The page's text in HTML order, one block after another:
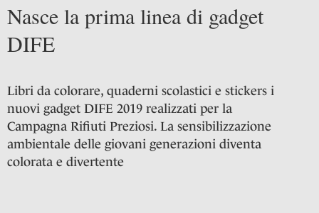
Nasce la prima linea di gadget
DIFE
Libri da colorare, quaderni scolastici e stickers i
nuovi gadget DIFE 2019 realizzati per la
Campagna Rifiuti Preziosi. La sensibilizzazione
ambientale delle giovani generazioni diventa
colorata e divertente